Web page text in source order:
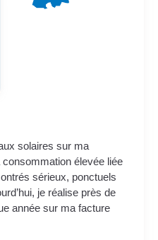
solaires sur ma
élevée liée
sérieux, ponctuels
je réalise près de
année sur ma facture